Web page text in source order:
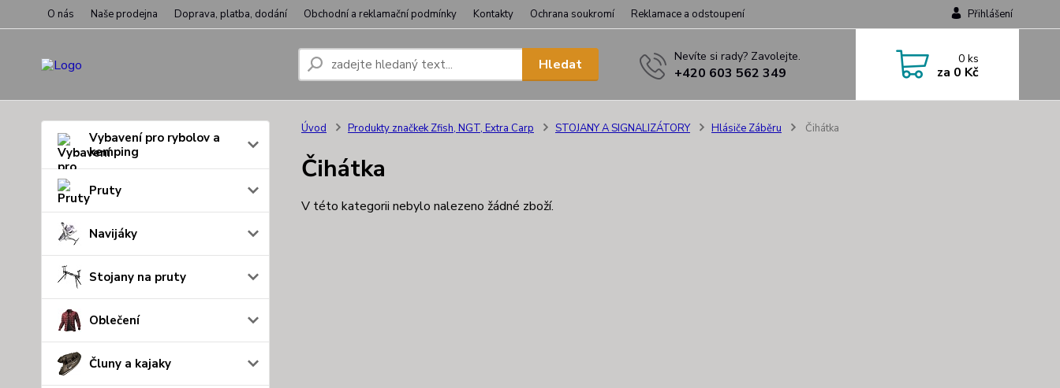
O nás Naše prodejna Doprava, platba, dodání Obchodní a reklamační podmínky Kontakty Ochrana soukromí Reklamace a odstoupení Přihlášení
Hledat Nevíte si rady? Zavolejte.
+420 603 562 349
0ks
za 0 Kč
Vybavení pro rybolov a
kemping
Pruty
Navijáky
Stojany na pruty
Oblečení
Čluny a kajaky
Úvod Produkty značkek Zfish, NGT, Extra Carp STOJANY A SIGNALIZÁTORY Hlásiče Záběru Čihátka
Čihátka
V této kategorii nebylo nalezeno žádné zboží.